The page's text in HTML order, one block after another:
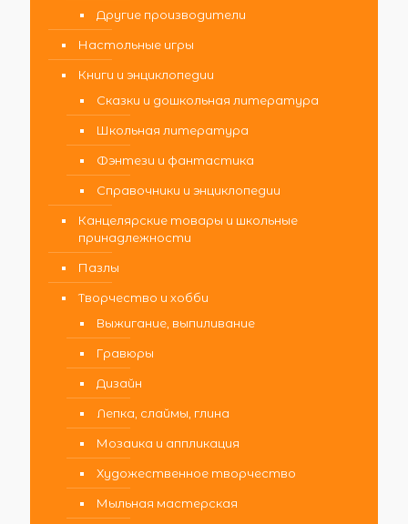
Другие производители
Настольные игры
Книги и энциклопедии
Сказки и дошкольная литература
Школьная литература
Фэнтези и фантастика
Справочники и энциклопедии
Канцелярские товары и школьные
принадлежности
Пазлы
Творчество и хобби
Выжигание, выпиливание
Гравюры
Дизайн
Лепка, слаймы, глина
Мозаика и аппликация
Художественное творчество
Мыльная мастерская